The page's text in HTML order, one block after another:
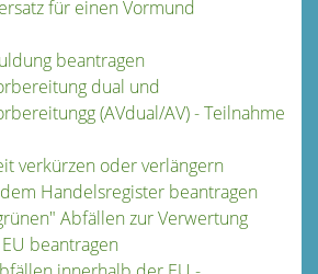
für einen Vormund
beantragen
dual und
(AVdual/AV) - Teilnahme
verkürzen oder verlängern
Handelsregister beantragen
Abfällen zur Verwertung
beantragen